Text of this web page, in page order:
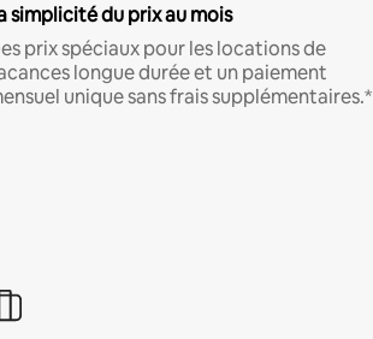
simplicité du prix au mois
prix spéciaux pour les locations de
longue durée et un paiement
unique sans frais supplémentaires.*